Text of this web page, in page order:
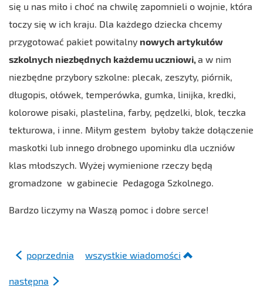
się u nas miło i choć na chwilę zapomnieli o wojnie, która
toczy się w ich kraju. Dla każdego dziecka chcemy
przygotować pakiet powitalny nowych artykułów
szkolnych niezbędnych każdemu uczniowi, a w nim
niezbędne przybory szkolne: plecak, zeszyty, piórnik,
długopis, ołówek, temperówka, gumka, linijka, kredki,
kolorowe pisaki, plastelina, farby, pędzelki, blok, teczka
tekturowa, i inne. Miłym gestem byłoby także dołączenie
maskotki lub innego drobnego upominku dla uczniów
klas młodszych. Wyżej wymienione rzeczy będą
gromadzone w gabinecie Pedagoga Szkolnego.
Bardzo liczymy na Waszą pomoc i dobre serce!
poprzednia wszystkie wiadomości
następna